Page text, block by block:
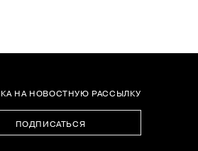
НА НОВОСТНУЮ РАССЫЛКУ
ПОДПИСАТЬСЯ